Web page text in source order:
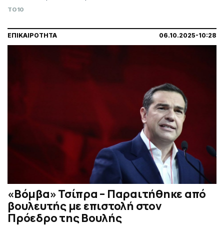
TO10
ΕΠΙΚΑΙΡΟΤΗΤΑ 06.10.2025-10:28
«Βόμβα» Τσίπρα – Παραιτήθηκε από
βουλευτής με επιστολή στον
Πρόεδρο της Βουλής